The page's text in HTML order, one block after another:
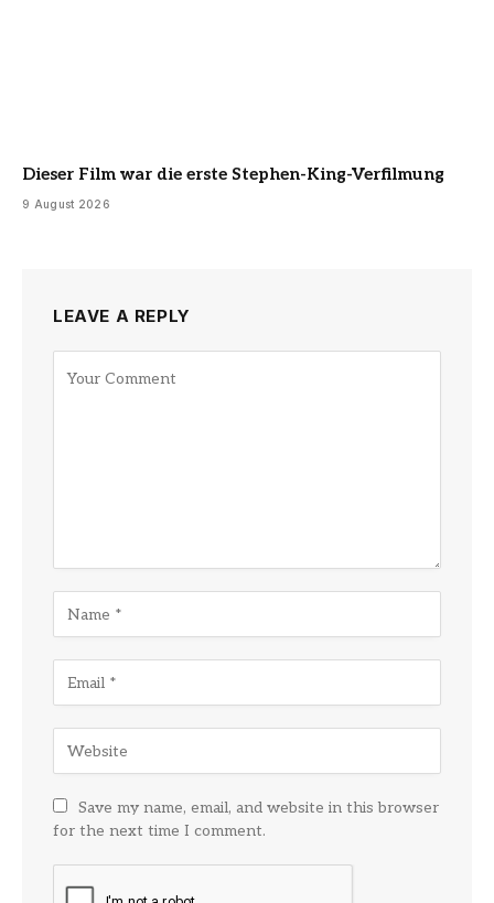
Dieser Film war die erste Stephen-King-Verfilmung
9 August 2026
LEAVE A REPLY
Save my name, email, and website in this browser
for the next time I comment.